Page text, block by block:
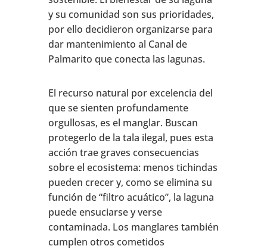
y su comunidad son sus prioridades,
por ello decidieron organizarse para
dar mantenimiento al Canal de
Palmarito que conecta las lagunas.
El recurso natural por excelencia del
que se sienten profundamente
orgullosas, es el manglar. Buscan
protegerlo de la tala ilegal, pues esta
acción trae graves consecuencias
sobre el ecosistema: menos tichindas
pueden crecer y, como se elimina su
función de “filtro acuático”, la laguna
puede ensuciarse y verse
contaminada. Los manglares también
cumplen otros cometidos